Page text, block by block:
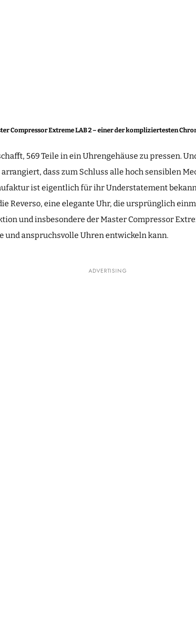
Compressor Extreme LAB 2 – einer der kompliziertesten
569 Teile in ein Uhrengehäuse zu pressen.
dass zum Schluss alle hoch sensiblen
ist eigentlich für ihr Understatement
Reverso, eine elegante Uhr, die ursprünglich
und insbesondere der Master Compressor
und anspruchsvolle Uhren entwickeln kann.
ADVERTISING